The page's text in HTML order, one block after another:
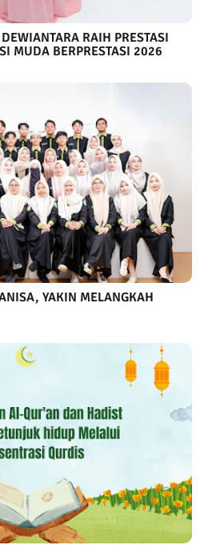
RAIH PRESTASI
MUDA BERPRESTASI 2026
YAKIN MELANGKAH